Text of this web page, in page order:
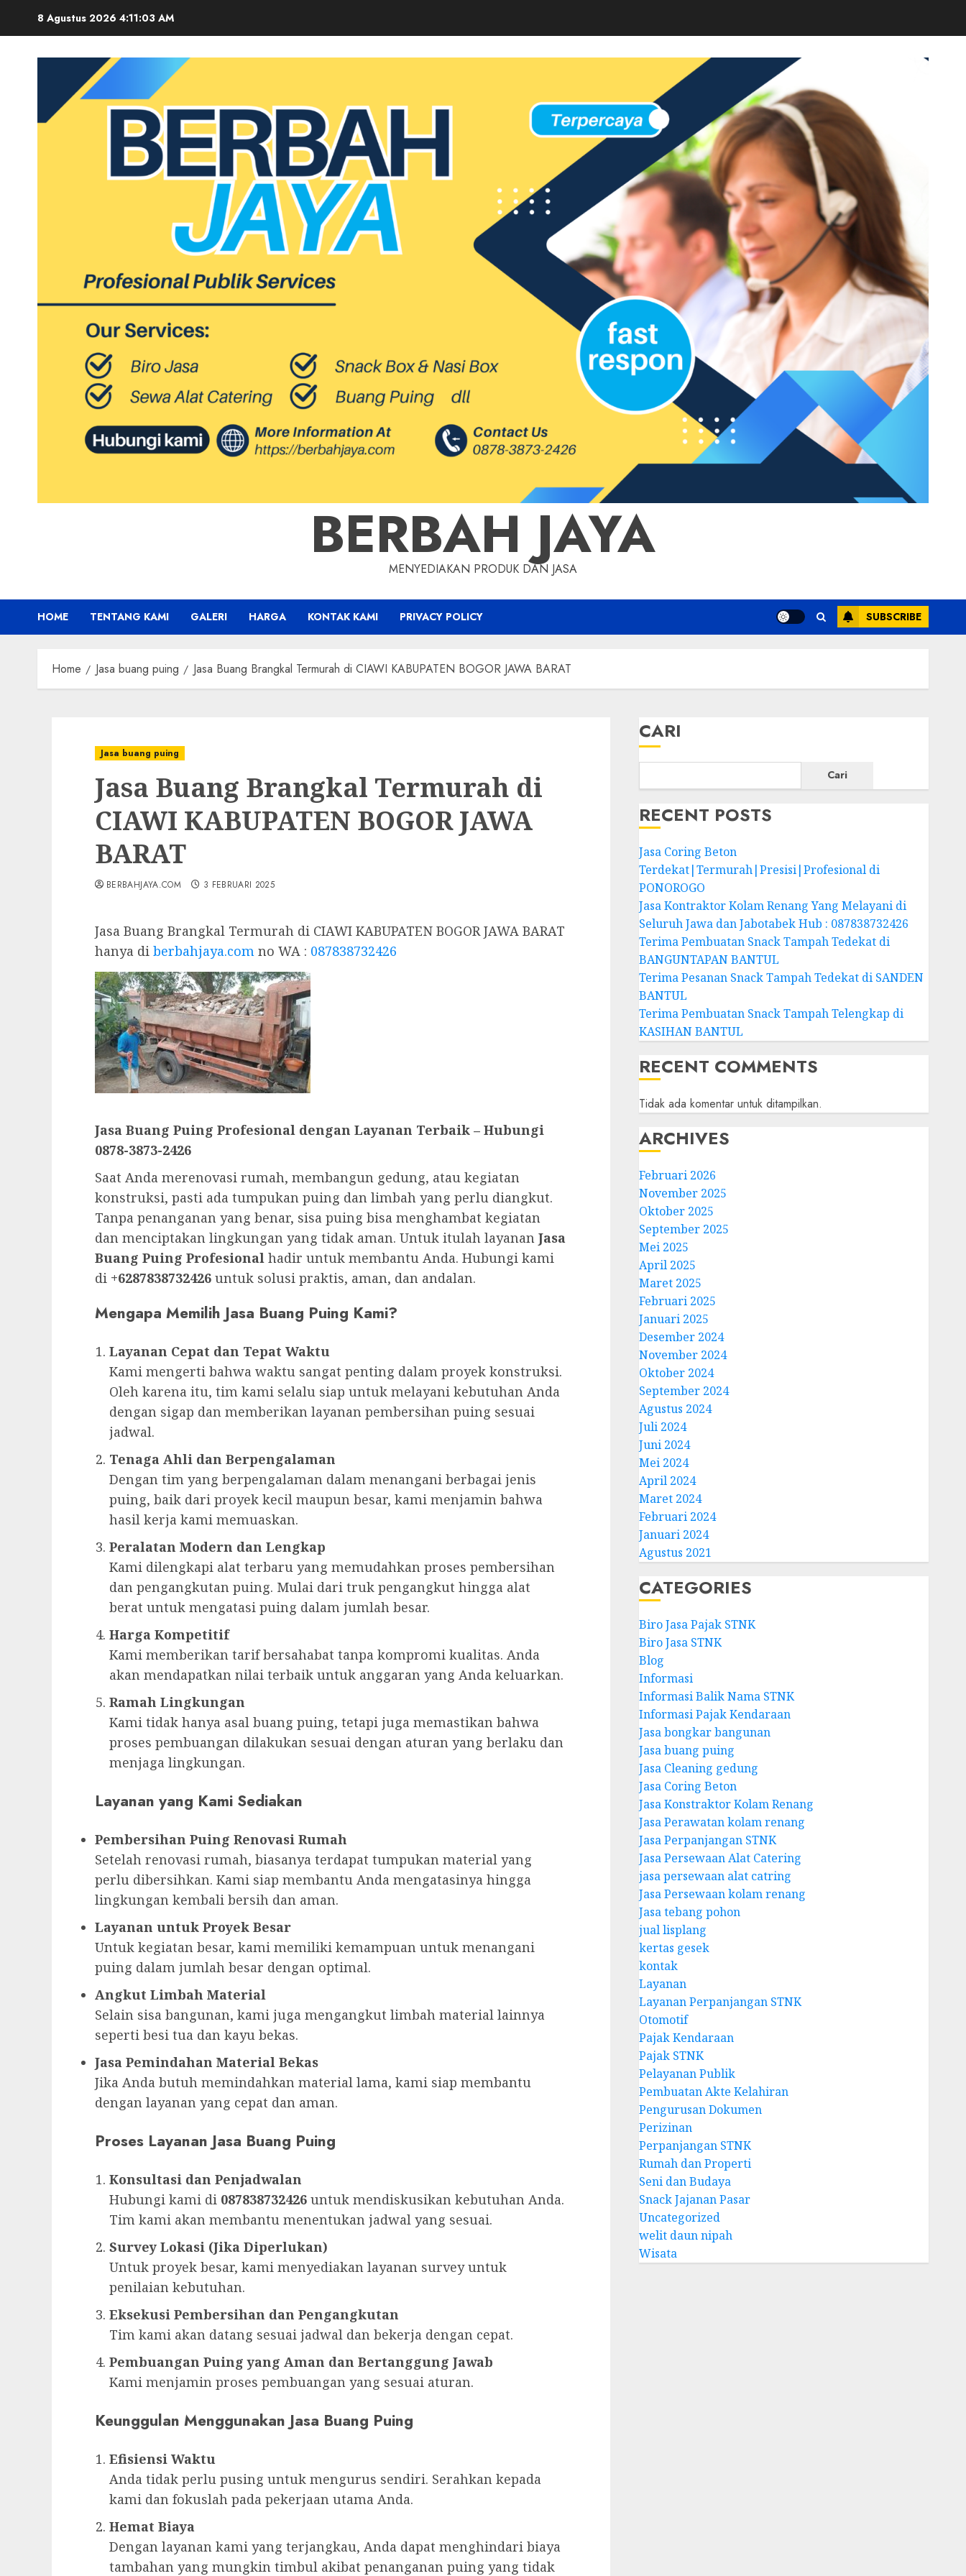
8 Agustus 2026 4:11:04 AM
BERBAH JAYA
MENYEDIAKAN PRODUK DAN JASA
HOME TENTANG KAMI GALERI HARGA KONTAK KAMI PRIVACY POLICY SUBSCRIBE
Home Jasa buang puing Jasa Buang Brangkal Termurah di CIAWI KABUPATEN BOGOR JAWA BARAT
Jasa buang puing
Jasa Buang Brangkal Termurah di
CIAWI KABUPATEN BOGOR JAWA
BARAT
BERBAHJAYA.COM 3 FEBRUARI 2025
Jasa Buang Brangkal Termurah di CIAWI KABUPATEN BOGOR JAWA BARAT
hanya di berbahjaya.com no WA : 087838732426
Jasa Buang Puing Profesional dengan Layanan Terbaik – Hubungi
0878-3873-2426
Saat Anda merenovasi rumah, membangun gedung, atau kegiatan
konstruksi, pasti ada tumpukan puing dan limbah yang perlu diangkut.
Tanpa penanganan yang benar, sisa puing bisa menghambat kegiatan
dan menciptakan lingkungan yang tidak aman. Untuk itulah layanan Jasa
Buang Puing Profesional hadir untuk membantu Anda. Hubungi kami
di +6287838732426 untuk solusi praktis, aman, dan andalan.
Mengapa Memilih Jasa Buang Puing Kami?
Layanan Cepat dan Tepat Waktu
Kami mengerti bahwa waktu sangat penting dalam proyek konstruksi.
Oleh karena itu, tim kami selalu siap untuk melayani kebutuhan Anda
dengan sigap dan memberikan layanan pembersihan puing sesuai
jadwal.
Tenaga Ahli dan Berpengalaman
Dengan tim yang berpengalaman dalam menangani berbagai jenis
puing, baik dari proyek kecil maupun besar, kami menjamin bahwa
hasil kerja kami memuaskan.
Peralatan Modern dan Lengkap
Kami dilengkapi alat terbaru yang memudahkan proses pembersihan
dan pengangkutan puing. Mulai dari truk pengangkut hingga alat
berat untuk mengatasi puing dalam jumlah besar.
Harga Kompetitif
Kami memberikan tarif bersahabat tanpa kompromi kualitas. Anda
akan mendapatkan nilai terbaik untuk anggaran yang Anda keluarkan.
Ramah Lingkungan
Kami tidak hanya asal buang puing, tetapi juga memastikan bahwa
proses pembuangan dilakukan sesuai dengan aturan yang berlaku dan
menjaga lingkungan.
Layanan yang Kami Sediakan
Pembersihan Puing Renovasi Rumah
Setelah renovasi rumah, biasanya terdapat tumpukan material yang
perlu dibersihkan. Kami siap membantu Anda mengatasinya hingga
lingkungan kembali bersih dan aman.
Layanan untuk Proyek Besar
Untuk kegiatan besar, kami memiliki kemampuan untuk menangani
puing dalam jumlah besar dengan optimal.
Angkut Limbah Material
Selain sisa bangunan, kami juga mengangkut limbah material lainnya
seperti besi tua dan kayu bekas.
Jasa Pemindahan Material Bekas
Jika Anda butuh memindahkan material lama, kami siap membantu
dengan layanan yang cepat dan aman.
Proses Layanan Jasa Buang Puing
Konsultasi dan Penjadwalan
Hubungi kami di 087838732426 untuk mendiskusikan kebutuhan Anda.
Tim kami akan membantu menentukan jadwal yang sesuai.
Survey Lokasi (Jika Diperlukan)
Untuk proyek besar, kami menyediakan layanan survey untuk
penilaian kebutuhan.
Eksekusi Pembersihan dan Pengangkutan
Tim kami akan datang sesuai jadwal dan bekerja dengan cepat.
Pembuangan Puing yang Aman dan Bertanggung Jawab
Kami menjamin proses pembuangan yang sesuai aturan.
Keunggulan Menggunakan Jasa Buang Puing
Efisiensi Waktu
Anda tidak perlu pusing untuk mengurus sendiri. Serahkan kepada
kami dan fokuslah pada pekerjaan utama Anda.
Hemat Biaya
Dengan layanan kami yang terjangkau, Anda dapat menghindari biaya
tambahan yang mungkin timbul akibat penanganan puing yang tidak
CARI
Cari
RECENT POSTS
Jasa Coring Beton
Terdekat|Termurah|Presisi|Profesional di
PONOROGO
Jasa Kontraktor Kolam Renang Yang Melayani di
Seluruh Jawa dan Jabotabek Hub : 087838732426
Terima Pembuatan Snack Tampah Tedekat di
BANGUNTAPAN BANTUL
Terima Pesanan Snack Tampah Tedekat di SANDEN
BANTUL
Terima Pembuatan Snack Tampah Telengkap di
KASIHAN BANTUL
RECENT COMMENTS
Tidak ada komentar untuk ditampilkan.
ARCHIVES
Februari 2026
November 2025
Oktober 2025
September 2025
Mei 2025
April 2025
Maret 2025
Februari 2025
Januari 2025
Desember 2024
November 2024
Oktober 2024
September 2024
Agustus 2024
Juli 2024
Juni 2024
Mei 2024
April 2024
Maret 2024
Februari 2024
Januari 2024
Agustus 2021
CATEGORIES
Biro Jasa Pajak STNK
Biro Jasa STNK
Blog
Informasi
Informasi Balik Nama STNK
Informasi Pajak Kendaraan
Jasa bongkar bangunan
Jasa buang puing
Jasa Cleaning gedung
Jasa Coring Beton
Jasa Konstraktor Kolam Renang
Jasa Perawatan kolam renang
Jasa Perpanjangan STNK
Jasa Persewaan Alat Catering
jasa persewaan alat catring
Jasa Persewaan kolam renang
Jasa tebang pohon
jual lisplang
kertas gesek
kontak
Layanan
Layanan Perpanjangan STNK
Otomotif
Pajak Kendaraan
Pajak STNK
Pelayanan Publik
Pembuatan Akte Kelahiran
Pengurusan Dokumen
Perizinan
Perpanjangan STNK
Rumah dan Properti
Seni dan Budaya
Snack Jajanan Pasar
Uncategorized
welit daun nipah
Wisata